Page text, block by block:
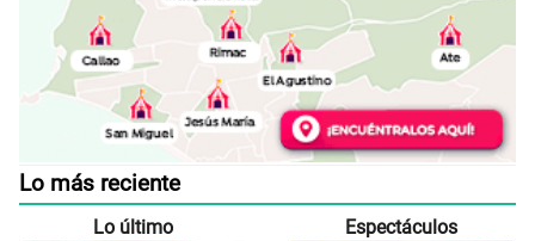
Lo más reciente
Lo último Espectáculos